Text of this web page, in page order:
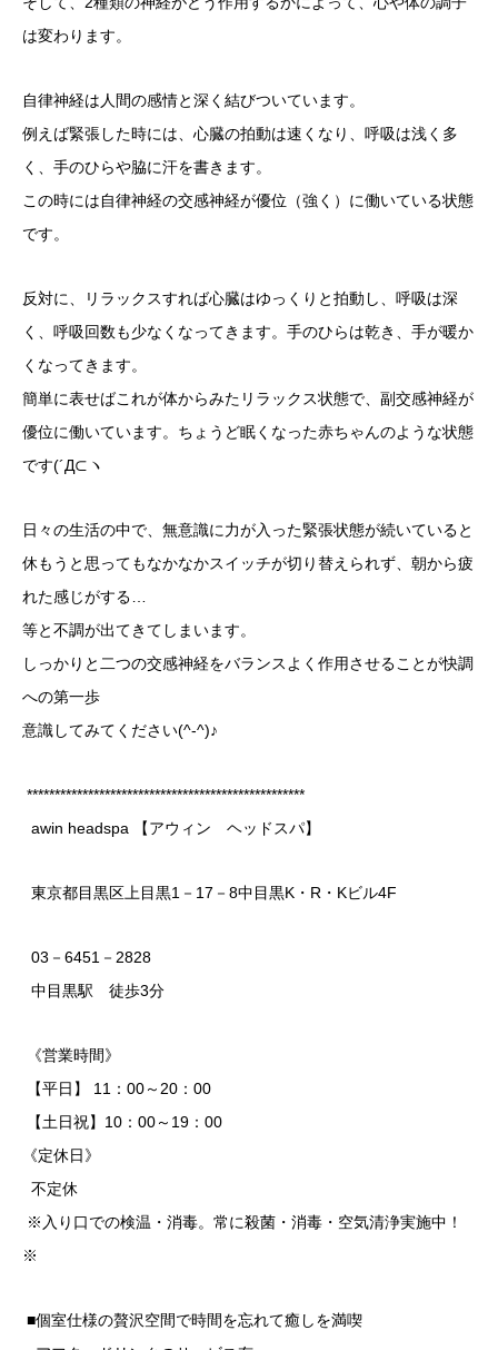
は変わります。
自律神経は人間の感情と深く結びついています。
例えば緊張した時には、心臓の拍動は速くなり、呼吸は浅く多
く、手のひらや脇に汗を書きます。
この時には自律神経の交感神経が優位（強く）に働いている状態
です。
反対に、リラックスすれば心臓はゆっくりと拍動し、呼吸は深
く、呼吸回数も少なくなってきます。手のひらは乾き、手が暖か
くなってきます。
簡単に表せばこれが体からみたリラックス状態で、副交感神経が
優位に働いています。ちょうど眠くなった赤ちゃんのような状態
です(´Д⊂ヽ
日々の生活の中で、無意識に力が入った緊張状態が続いていると
休もうと思ってもなかなかスイッチが切り替えられず、朝から疲
れた感じがする…
等と不調が出てきてしまいます。
しっかりと二つの交感神経をバランスよく作用させることが快調
への第一歩
意識してみてください(^-^)♪
**************************************************
awin headspa 【アウィン ヘッドスパ】
東京都目黒区上目黒1－17－8中目黒K・R・Kビル4F
03－6451－2828
中目黒駅 徒歩3分
《営業時間》
【平日】 11：00～20：00
【土日祝】10：00～19：00
《定休日》
不定休
※入り口での検温・消毒。常に殺菌・消毒・空気清浄実施中！
※
■個室仕様の贅沢空間で時間を忘れて癒しを満喫